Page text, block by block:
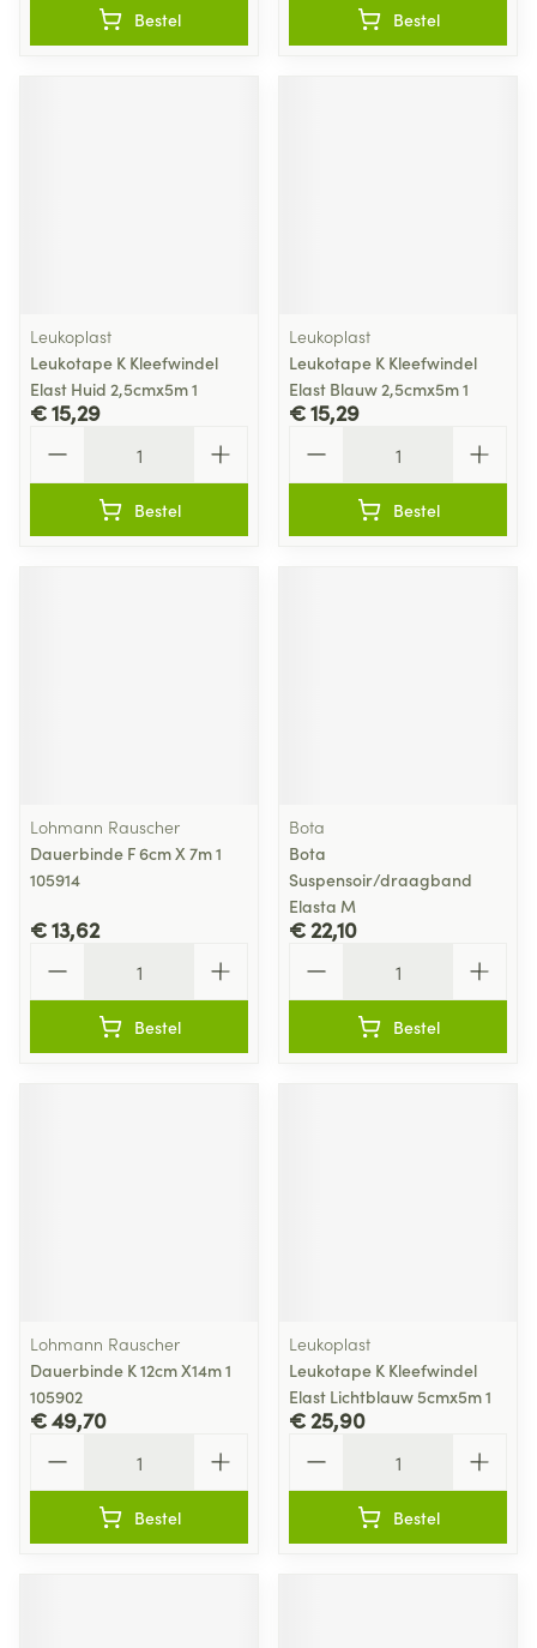
Bestel Bestel
Leukoplast
Leukotape K Kleefwindel
Elast Huid 2,5cmx5m 1
€ 15,29
Bestel
Leukoplast
Leukotape K Kleefwindel
Elast Blauw 2,5cmx5m 1
€ 15,29
Bestel
Lohmann Rauscher
Dauerbinde F 6cm X 7m 1
105914
€ 13,62
Bestel
Bota
Bota
Suspensoir/draagband
Elasta M
€ 22,10
Bestel
Lohmann Rauscher
Dauerbinde K 12cm X14m 1
105902
€ 49,70
Bestel
Leukoplast
Leukotape K Kleefwindel
Elast Lichtblauw 5cmx5m 1
€ 25,90
Bestel